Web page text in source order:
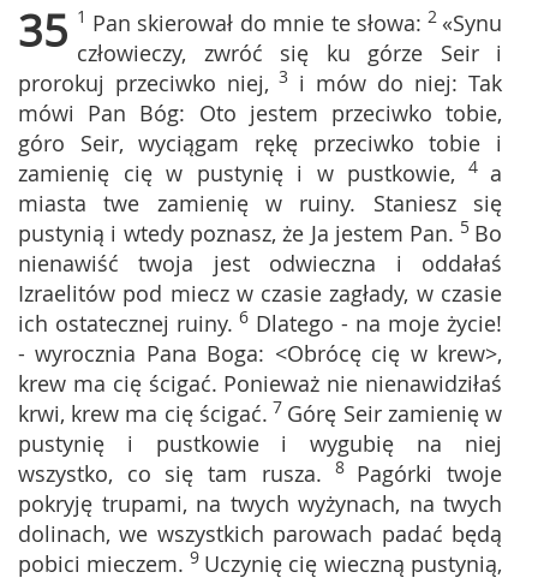
35 1 Pan skierował do mnie te słowa: 2 «Synu
człowieczy, zwróć się ku górze Seir i
prorokuj przeciwko niej, 3 i mów do niej: Tak
mówi Pan Bóg: Oto jestem przeciwko tobie,
góro Seir, wyciągam rękę przeciwko tobie i
zamienię cię w pustynię i w pustkowie, 4 a
miasta twe zamienię w ruiny. Staniesz się
pustynią i wtedy poznasz, że Ja jestem Pan. 5 Bo
nienawiść twoja jest odwieczna i oddałaś
Izraelitów pod miecz w czasie zagłady, w czasie
ich ostatecznej ruiny. 6 Dlatego - na moje życie!
- wyrocznia Pana Boga: <Obrócę cię w krew>,
krew ma cię ścigać. Ponieważ nie nienawidziłaś
krwi, krew ma cię ścigać. 7 Górę Seir zamienię w
pustynię i pustkowie i wygubię na niej
wszystko, co się tam rusza. 8 Pagórki twoje
pokryję trupami, na twych wyżynach, na twych
dolinach, we wszystkich parowach padać będą
pobici mieczem. 9 Uczynię cię wieczną pustynią,